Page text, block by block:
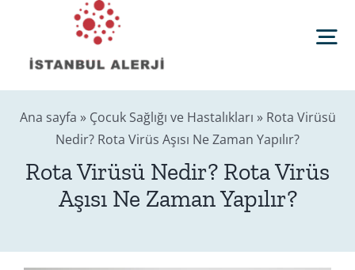
content
Anasayfa
Sağlık Rehberi
Ana sayfa » Çocuk Sağlığı ve Hastalıkları » Rota Virüsü
Nedir? Rota Virüs Aşısı Ne Zaman Yapılır?
Rota Virüsü Nedir? Rota Virüs
Aşısı Ne Zaman Yapılır?